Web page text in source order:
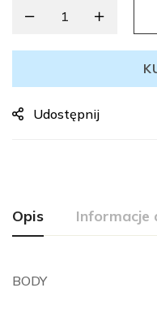
Udostępnij
Opis Informacje
BODY